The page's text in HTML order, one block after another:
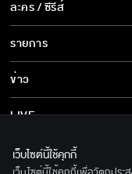
ละคร / ซีรีส์
ละคร/ซีรีส์
ซีรีส์นานาชาติ
การ์ตูน & เกม
รายการ
รายการทั้งหมด
ข่าว
ข่าวทั้งหมด
ข่าวประชาสัมพันธ์
LIVE
เกี่ยวกับเรา
เว็บไซต์นี้ใช้คุกกี้